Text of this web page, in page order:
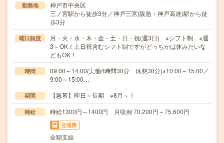
勤務地
神戸市中央区
三ノ宮駅から徒歩3分／神戸三宮(阪急・神戸高速)駅から徒
歩3分
曜日頻度
月・火・水・木・金・土・日・祝(週3日) ※シフト制 ※週
3～OK！土日祝含むシフト制ですがどっちかは休みたいな
どもOK！
時間
09:00～14:00(実働4時間30分 休憩30分)※10:00～15:00／
9:00～15:00…
期間 【急募】即日～長期 ※8月～！
時給 時給1300円～1400円 月収例 70,200円～75,600円
交通費
全額支給